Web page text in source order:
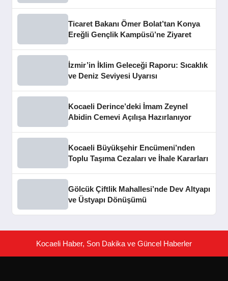
Ticaret Bakanı Ömer Bolat’tan Konya
Ereğli Gençlik Kampüsü’ne Ziyaret
İzmir’in İklim Geleceği Raporu: Sıcaklık
ve Deniz Seviyesi Uyarısı
Kocaeli Derince’deki İmam Zeynel
Abidin Cemevi Açılışa Hazırlanıyor
Kocaeli Büyükşehir Encümeni’nden
Toplu Taşıma Cezaları ve İhale Kararları
Gölcük Çiftlik Mahallesi’nde Dev Altyapı
ve Üstyapı Dönüşümü
Kocaeli Haber, Son Dakika ve Güncel Haberler